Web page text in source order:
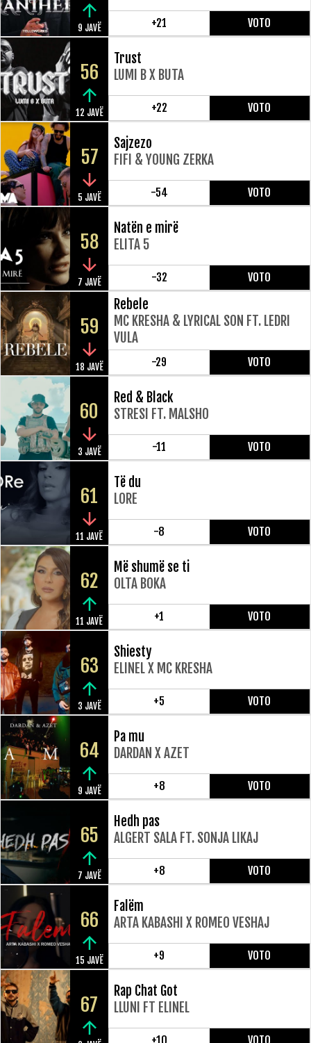
9 JAVË +21 VOTO
56
12 JAVË
Trust
LUMI B X BUTA
+22 VOTO
57
5 JAVË
Sajzezo
FIFI & YOUNG ZERKA
-54 VOTO
58
7 JAVË
Natën e mirë
ELITA 5
-32 VOTO
59
18 JAVË
Rebele
MC KRESHA & LYRICAL SON FT. LEDRI
VULA
-29 VOTO
60
3 JAVË
Red & Black
STRESI FT. MALSHO
-11 VOTO
61
11 JAVË
Të du
LORE
-8 VOTO
62
11 JAVË
Më shumë se ti
OLTA BOKA
+1 VOTO
63
3 JAVË
Shiesty
ELINEL X MC KRESHA
+5 VOTO
64
9 JAVË
Pa mu
DARDAN X AZET
+8 VOTO
65
7 JAVË
Hedh pas
ALGERT SALA FT. SONJA LIKAJ
+8 VOTO
66
15 JAVË
Falëm
ARTA KABASHI X ROMEO VESHAJ
+9 VOTO
67
Rap Chat Got
LLUNI FT ELINEL
+10 VOTO